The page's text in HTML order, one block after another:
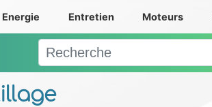
Energie Entretien Moteurs